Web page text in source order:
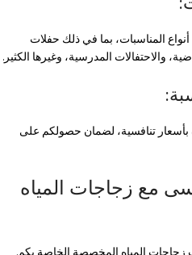
المناسبات، بما في ذلك حفلات
والاحتفالات المدرسية، وغيرها الكثير.
بأسعار تنافسية، لضمان حصولكم على
مع زجاجات المياه
زجاجات المياه المخصصة الخاصة بكم.